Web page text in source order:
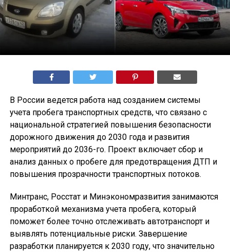
В России ведется работа над созданием системы
учета пробега транспортных средств, что связано с
национальной стратегией повышения безопасности
дорожного движения до 2030 года и развития
мероприятий до 2036-го. Проект включает сбор и
анализ данных о пробеге для предотвращения ДТП и
повышения прозрачности транспортных потоков.
Минтранс, Росстат и Минэкономразвития занимаются
проработкой механизма учета пробега, который
поможет более точно отслеживать автотранспорт и
выявлять потенциальные риски. Завершение
разработки планируется к 2030 году, что значительно